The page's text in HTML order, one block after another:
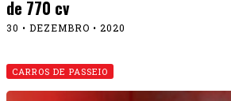
de 770 cv
30 • DEZEMBRO • 2020
CARROS DE PASSEIO